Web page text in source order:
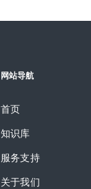
网站导航
首页
知识库
服务支持
关于我们